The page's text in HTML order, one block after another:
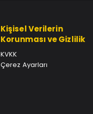
Kişisel Verilerin
Korunması ve Gizlilik
KVKK
Çerez Ayarları